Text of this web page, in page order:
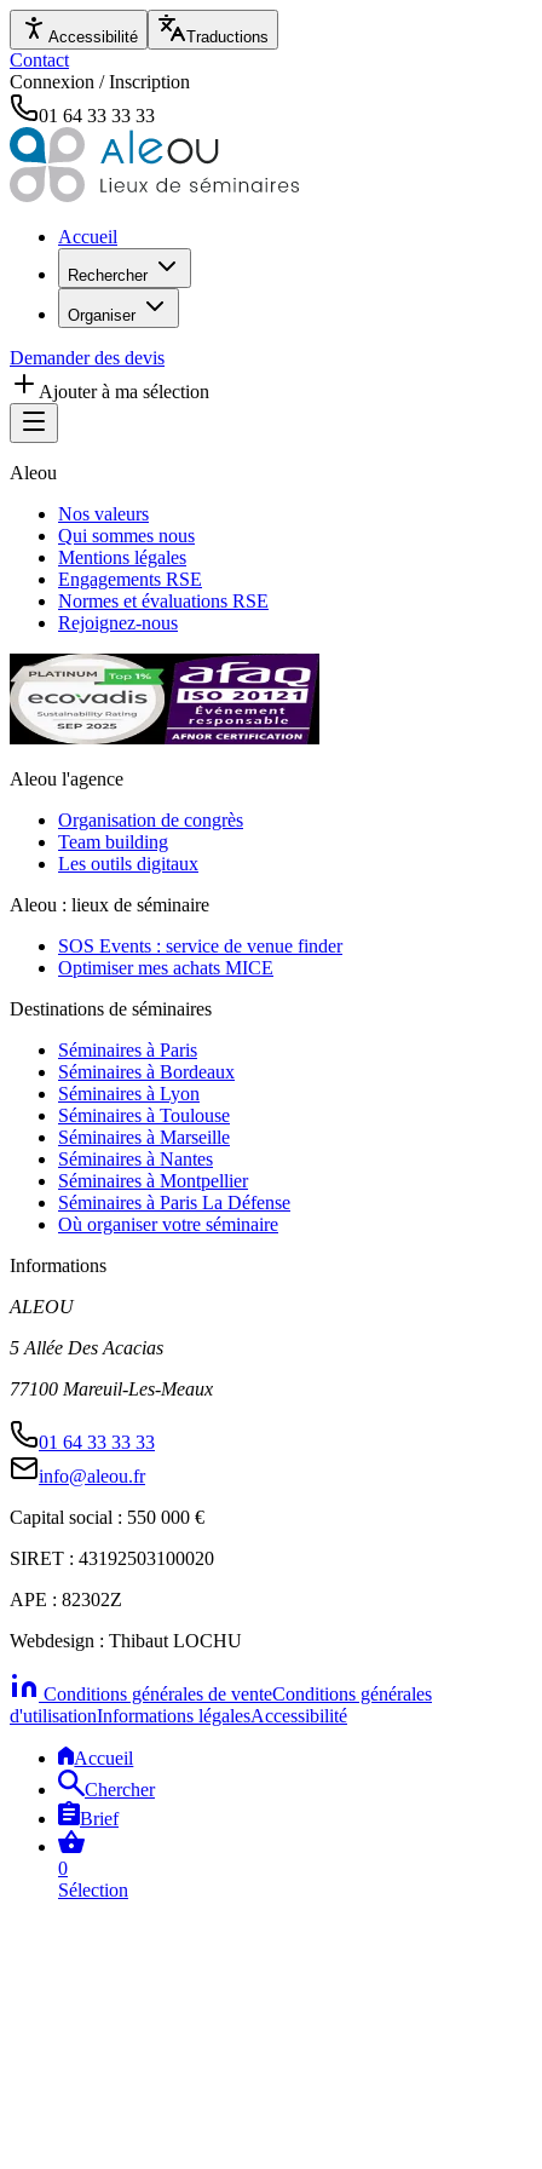
Accessibilité Traductions
Contact
Connexion / Inscription
01 64 33 33 33
Accueil
Rechercher
Organiser
Demander des devis
Ajouter à ma sélection
Aleou
Nos valeurs
Qui sommes nous
Mentions légales
Engagements RSE
Normes et évaluations RSE
Rejoignez-nous
Aleou l'agence
Organisation de congrès
Team building
Les outils digitaux
Aleou : lieux de séminaire
SOS Events : service de venue finder
Optimiser mes achats MICE
Destinations de séminaires
Séminaires à Paris
Séminaires à Bordeaux
Séminaires à Lyon
Séminaires à Toulouse
Séminaires à Marseille
Séminaires à Nantes
Séminaires à Montpellier
Séminaires à Paris La Défense
Où organiser votre séminaire
Informations
ALEOU
5 Allée Des Acacias
77100 Mareuil-Les-Meaux
01 64 33 33 33
info@aleou.fr
Capital social : 550 000 €
SIRET : 43192503100020
APE : 82302Z
Webdesign : Thibaut LOCHU
Conditions générales de venteConditions générales
d'utilisationInformations légalesAccessibilité
Accueil
Chercher
Brief
0
Sélection